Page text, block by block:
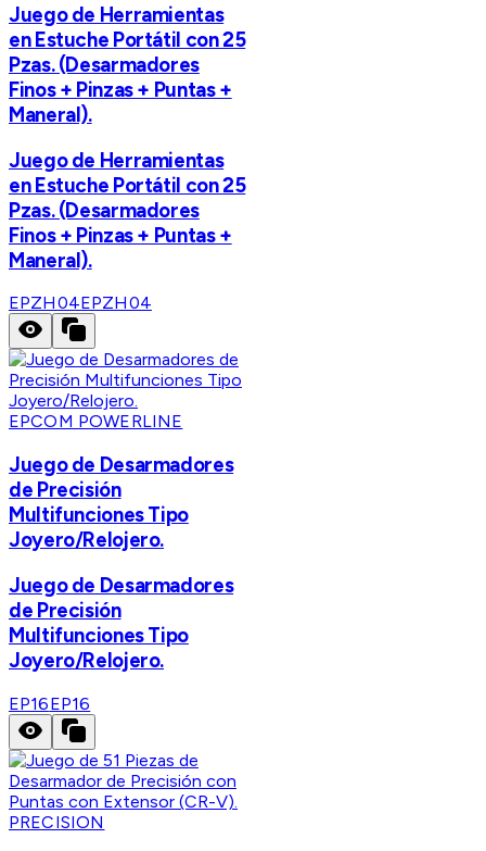
Juego de Herramientas
en Estuche Portátil con 25
Pzas. (Desarmadores
Finos + Pinzas + Puntas +
Maneral).
Juego de Herramientas
en Estuche Portátil con 25
Pzas. (Desarmadores
Finos + Pinzas + Puntas +
Maneral).
EPZH04EPZH04
EPCOM POWERLINE
Juego de Desarmadores
de Precisión
Multifunciones Tipo
Joyero/Relojero.
Juego de Desarmadores
de Precisión
Multifunciones Tipo
Joyero/Relojero.
EP16EP16
PRECISION